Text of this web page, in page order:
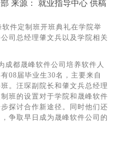
来源： 就业指导中心 供稿
件定制班开班典礼在学院举
司总经理肇文兵以及学院相关
都晟峰软件公司培养软件人
有08届毕业生30名，主要来自
。汪琛副院长和肇文兵总经理
班的设置对于学院和晟峰软件
探讨合作新途径。同时他们还
争取早日成为晟峰软件公司的